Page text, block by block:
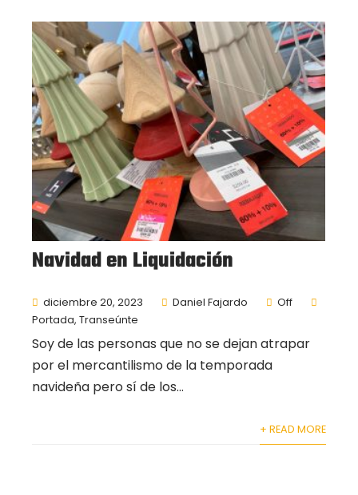
Navidad en Liquidación
diciembre 20, 2023 Daniel Fajardo
Off
Portada,Transeúnte
Soy de las personas que no se dejan atrapar
por el mercantilismo de la temporada
navideña pero sí de los...
+ READ MORE